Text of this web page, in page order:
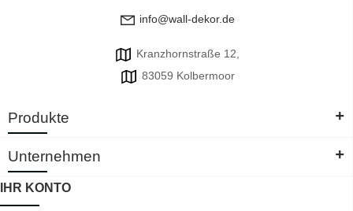
info@wall-dekor.de
Kranzhornstraße 12,
83059 Kolbermoor
Produkte +
Unternehmen +
IHR KONTO